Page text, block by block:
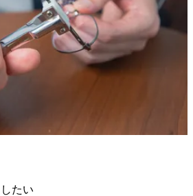
たい